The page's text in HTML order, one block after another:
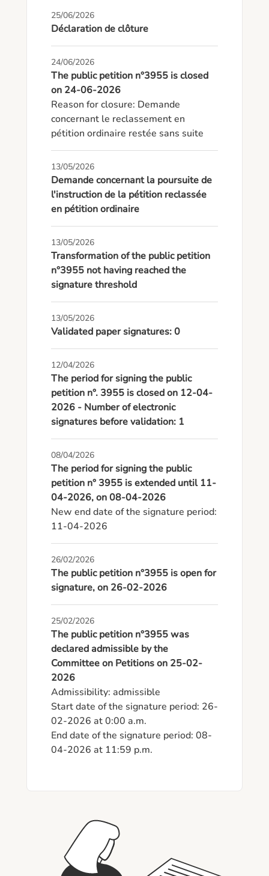
25/06/2026
Déclaration de clôture
24/06/2026
The public petition n°3955 is closed
on 24-06-2026
Reason for closure: Demande
concernant le reclassement en
pétition ordinaire restée sans suite
13/05/2026
Demande concernant la poursuite de
l'instruction de la pétition reclassée
en pétition ordinaire
13/05/2026
Transformation of the public petition
n°3955 not having reached the
signature threshold
13/05/2026
Validated paper signatures: 0
12/04/2026
The period for signing the public
petition n°. 3955 is closed on 12-04-
2026 - Number of electronic
signatures before validation: 1
08/04/2026
The period for signing the public
petition n° 3955 is extended until 11-
04-2026, on 08-04-2026
New end date of the signature period:
11-04-2026
26/02/2026
The public petition n°3955 is open for
signature, on 26-02-2026
25/02/2026
The public petition n°3955 was
declared admissible by the
Committee on Petitions on 25-02-
2026
Admissibility: admissible
Start date of the signature period: 26-
02-2026 at 0:00 a.m.
End date of the signature period: 08-
04-2026 at 11:59 p.m.